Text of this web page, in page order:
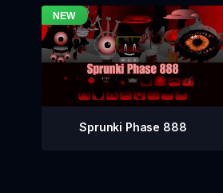
Sprunki Phase 888